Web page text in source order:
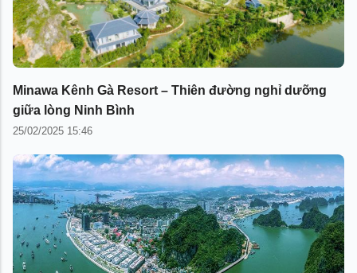
Minawa Kênh Gà Resort – Thiên đường nghỉ dưỡng
giữa lòng Ninh Bình
25/02/2025 15:46